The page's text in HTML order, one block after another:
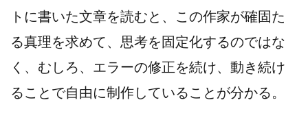
トに書いた文章を読むと、この作家が確固た
る真理を求めて、思考を固定化するのではな
く、むしろ、エラーの修正を続け、動き続け
ることで自由に制作していることが分かる。